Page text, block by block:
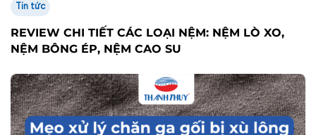
Tin tức
REVIEW CHI TIẾT CÁC LOẠI NỆM: NỆM LÒ XO,
NỆM BÔNG ÉP, NỆM CAO SU